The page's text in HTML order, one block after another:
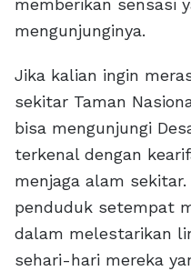
memberikan sensasi
mengunjunginya.
Jika kalian ingin
sekitar Taman
bisa mengunjungi
terkenal dengan
menjaga alam
penduduk setempat
dalam melestarikan
sehari-hari mereka